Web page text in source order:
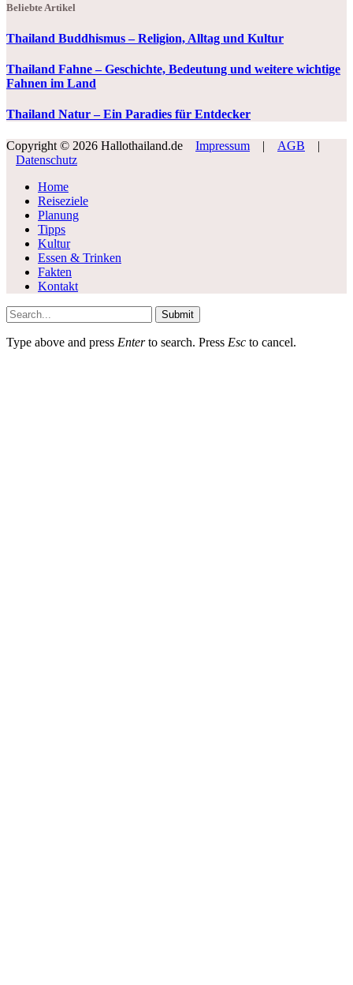
Beliebte Artikel
Thailand Buddhismus – Religion, Alltag und Kultur
Thailand Fahne – Geschichte, Bedeutung und weitere wichtige
Fahnen im Land
Thailand Natur – Ein Paradies für Entdecker
Copyright © 2026 Hallothailand.de Impressum | AGB
|
Datenschutz
Home
Reiseziele
Planung
Tipps
Kultur
Essen & Trinken
Fakten
Kontakt
Submit
Type above and press Enterto search. Press Esc to cancel.